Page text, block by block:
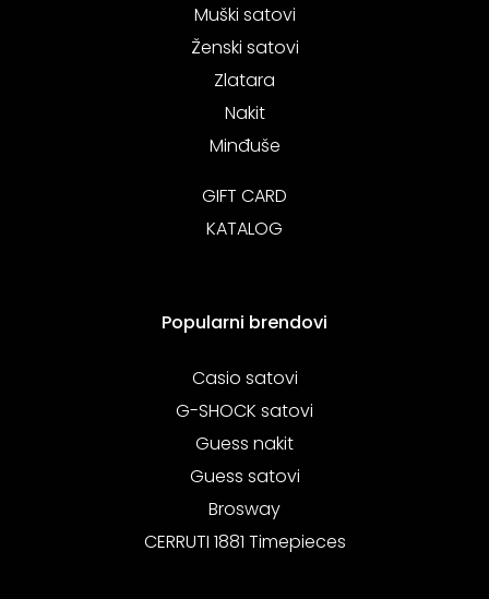
Muški satovi
Ženski satovi
Zlatara
Nakit
Minđuše
GIFT CARD
KATALOG
Popularni brendovi
Casio satovi
G-SHOCK satovi
Guess nakit
Guess satovi
Brosway
CERRUTI 1881 Timepieces